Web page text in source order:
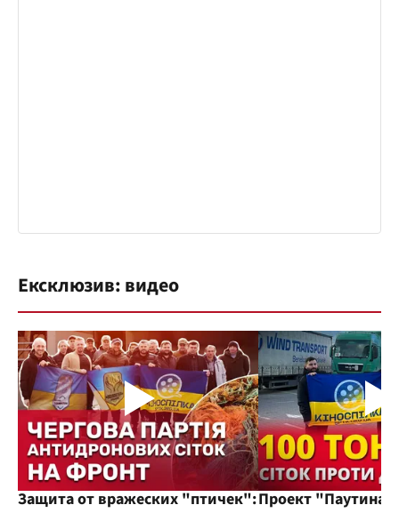
Ексклюзив: видео
Защита от вражеских "птичек":Проект "Паутина"